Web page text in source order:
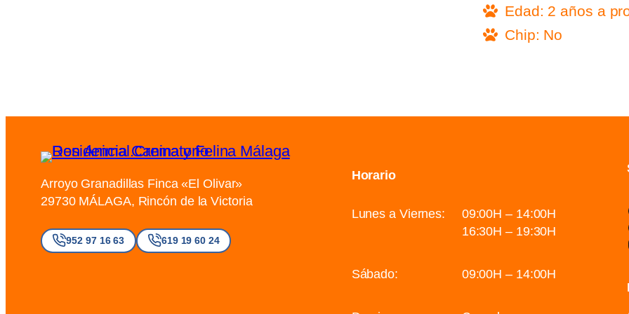
Edad: 2 años a
Chip: No
Arroyo Granadillas Finca «El Olivar»
29730 MÁLAGA, Rincón de la Victoria
952 97 16 63 619 19 60 24
Horario
Lunes a Viernes:
09:00H – 14:00H
16:30H – 19:30H
Sábado: 09:00H – 14:00H